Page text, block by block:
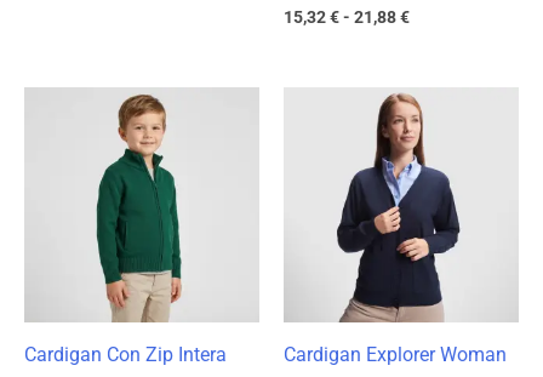
15,32€- 21,88€
Cardigan Con Zip Intera
Fascia
di
prezzo:
da
13,43 €
19,19 €
Cardigan Explorer Woman
Fascia
di
prezzo:
da
19,11 €
27,30 €